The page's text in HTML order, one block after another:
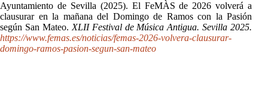
Ayuntamiento de Sevilla (2025). El FeMÀS de 2026 volverá a
clausurar en la mañana del Domingo de Ramos con la Pasión
según San Mateo. XLII Festival de Música Antigua. Sevilla 2025.
https://www.femas.es/noticias/femas-2026-volvera-clausurar-
domingo-ramos-pasion-segun-san-mateo